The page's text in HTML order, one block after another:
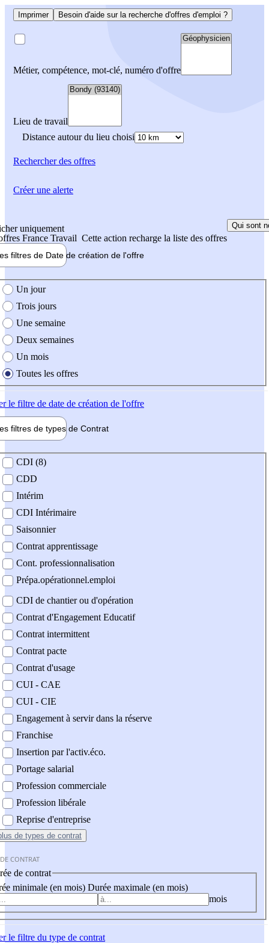
Imprimer Besoin d'aide sur la recherche d'offres d'emploi ?
Métier, compétence, mot-clé, numéro d'offre
Lieu de travail
Distance autour du lieu choisi
Rechercherdes offres
uniquement
France Travail Cette action recharge la liste des offres
Qui sont
filtres de Date de création de l'offre
création de l'offre
Un jour
Trois jours
Une semaine
Deux semaines
Un mois
Toutes les offres
le filtre de date de création de l'offre
filtres de types de Contrat
contrat
CDI (8)
CDD
Intérim
CDI Intérimaire
Saisonnier
Contrat apprentissage
Cont. professionnalisation
Prépa.opérationnel.emploi
CDI de chantier ou d'opération
Contrat d'Engagement Educatif
Contrat intermittent
Contrat pacte
Contrat d'usage
CUI - CAE
CUI - CIE
Engagement à servir dans la réserve
Franchise
Insertion par l'activ.éco.
Portage salarial
Profession commerciale
Profession libérale
Reprise d'entreprise
de types de contrat
CONTRAT
de contrat
minimale (en mois) Durée maximale (en mois)
mois
le filtre du type de contrat
Créer une alerte